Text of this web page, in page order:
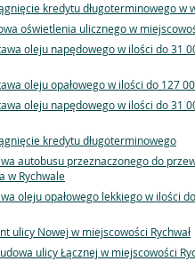
kredytu długoterminowego w
oświetlenia ulicznego w
oleju napędowego w ilości do 31
oleju opałowego w ilości do 127
oleju napędowego w ilości do 31
kredytu długoterminowego
autobusu przeznaczonego do
w Rychwale
oleju opałowego lekkiego w ilości
ulicy Nowej w miejscowości Rychwał
ulicy Łącznej w miejscowości